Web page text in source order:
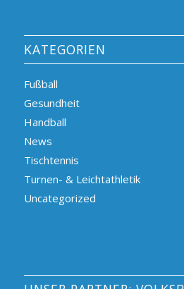
KATEGORIEN
Fußball
Gesundheit
Handball
News
Tischtennis
Turnen- & Leichtathletik
Uncategorized